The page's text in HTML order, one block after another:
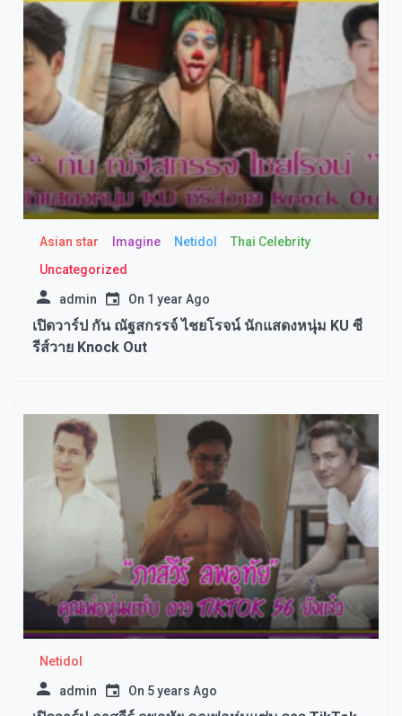
Asian star Imagine​ Netidol
Thai Celebrity
Uncategorized
admin On 1 year Ago
เปิดวาร์ป กัน ณัฐสกรรจ์ ไชยโรจน์ นักแสดงหนุ่ม KU ซี
รีส์วาย Knock Out
Netidol
admin On 5 years Ago